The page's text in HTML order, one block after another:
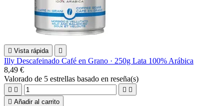
 Vista rápida 
Illy Descafeinado Café en Grano · 250g Lata 100% Arábica
8,49 €
Valorado de 5 estrellas basado en reseña(s)
   
 Añadir al carrito